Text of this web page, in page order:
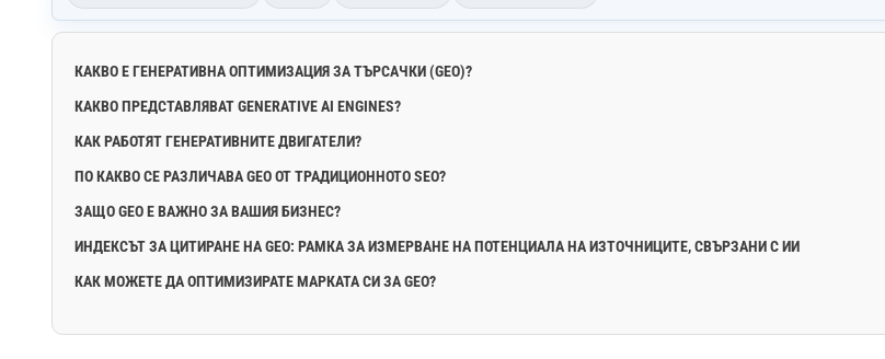
КАКВО Е ГЕНЕРАТИВНА ОПТИМИЗАЦИЯ ЗА ТЪРСАЧКИ (GEO)?
КАКВО ПРЕДСТАВЛЯВАТ GENERATIVE AI ENGINES?
КАК РАБОТЯТ ГЕНЕРАТИВНИТЕ ДВИГАТЕЛИ?
ПО КАКВО СЕ РАЗЛИЧАВА GEO ОТ ТРАДИЦИОННОТО SEO?
ЗАЩО GEO Е ВАЖНО ЗА ВАШИЯ БИЗНЕС?
ИНДЕКСЪТ ЗА ЦИТИРАНЕ НА GEO: РАМКА ЗА ИЗМЕРВАНЕ НА ПОТЕНЦИАЛА НА ИЗТОЧНИЦИТЕ, СВЪРЗАНИ С ИИ
КАК МОЖЕТЕ ДА ОПТИМИЗИРАТЕ МАРКАТА СИ ЗА GEO?